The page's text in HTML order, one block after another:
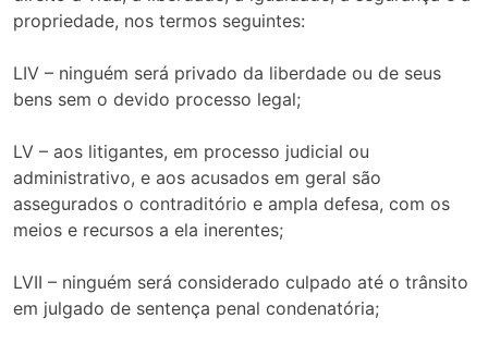
propriedade, nos termos seguintes:
LIV – ninguém será privado da liberdade ou de seus
bens sem o devido processo legal;
LV – aos litigantes, em processo judicial ou
administrativo, e aos acusados em geral são
assegurados o contraditório e ampla defesa, com os
meios e recursos a ela inerentes;
LVII – ninguém será considerado culpado até o trânsito
em julgado de sentença penal condenatória;